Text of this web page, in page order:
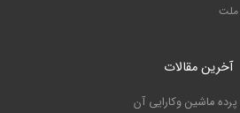
ملت
آخرین مقالات
پرده ماشین وکارایی آن